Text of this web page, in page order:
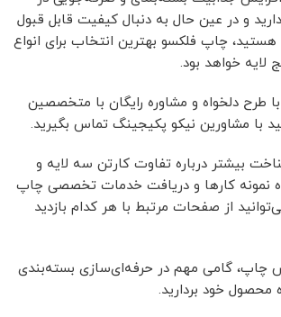
و در عین حال به دنبال کیفیت قابل قبول
چاپ فلکسو بهترین انتخاب برای انواع
لایه خواهد بود.
طرح دلخواه و مشاوره رایگان با متخصصین
با مشاورین نیکو پکیجینگ تماس بگیرید.
بیشتر درباره تفاوت کارتن سه لایه و
نمونه کارها و دریافت خدمات تخصصی چاپ
از صفحات مرتبط با هر کدام بازدید
گامی مهم در حرفه‌ای‌سازی بسته‌بندی
محصول خود بردارید.